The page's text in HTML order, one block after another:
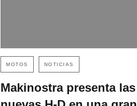
MOTOS NOTICIAS
Makinostra presenta las